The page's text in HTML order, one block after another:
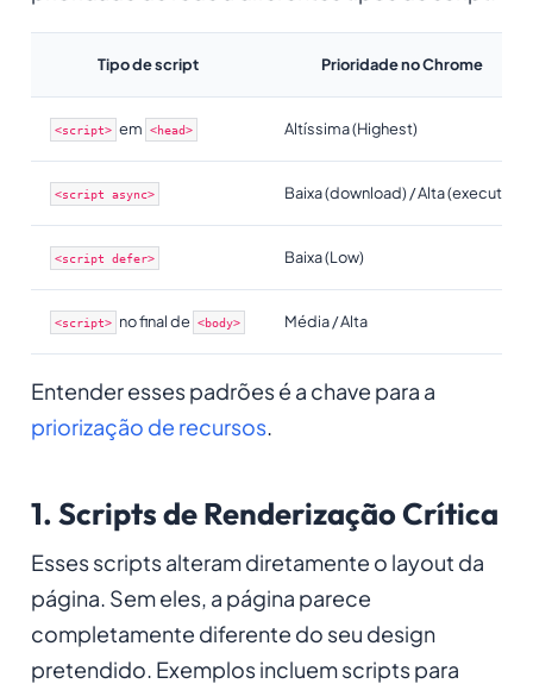
Tipo de script Prioridade no Chrome
<script> em <head> Altíssima (Highest)
<script async> Baixa (download) / Alta (executar)
<script defer> Baixa (Low)
<script> no final de <body> Média / Alta
Entender esses padrões é a chave para a
priorização de recursos.
1. Scripts de Renderização Crítica
Esses scripts alteram diretamente o layout da
página. Sem eles, a página parece
completamente diferente do seu design
pretendido. Exemplos incluem scripts para